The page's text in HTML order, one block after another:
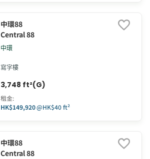
中環88
Central 88
中環
寫字樓
3,748 ft²(G)
租金:
HK$149,920@HK$40 ft²
中環88
Central 88